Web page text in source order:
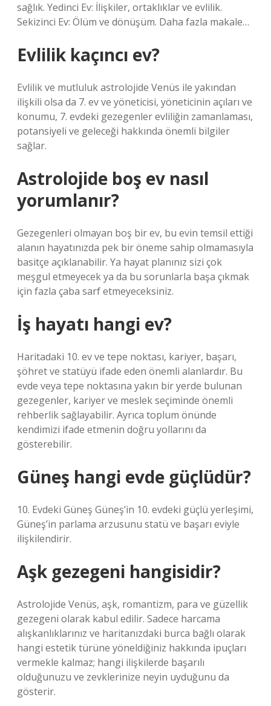
sağlık. Yedinci Ev: İlişkiler, ortaklıklar ve evlilik.
Sekizinci Ev: Ölüm ve dönüşüm. Daha fazla makale…
Evlilik kaçıncı ev?
Evlilik ve mutluluk astrolojide Venüs ile yakından
ilişkili olsa da 7. ev ve yöneticisi, yöneticinin açıları ve
konumu, 7. evdeki gezegenler evliliğin zamanlaması,
potansiyeli ve geleceği hakkında önemli bilgiler
sağlar.
Astrolojide boş ev nasıl
yorumlanır?
Gezegenleri olmayan boş bir ev, bu evin temsil ettiği
alanın hayatınızda pek bir öneme sahip olmamasıyla
basitçe açıklanabilir. Ya hayat planınız sizi çok
meşgul etmeyecek ya da bu sorunlarla başa çıkmak
için fazla çaba sarf etmeyeceksiniz.
İş hayatı hangi ev?
Haritadaki 10. ev ve tepe noktası, kariyer, başarı,
şöhret ve statüyü ifade eden önemli alanlardır. Bu
evde veya tepe noktasına yakın bir yerde bulunan
gezegenler, kariyer ve meslek seçiminde önemli
rehberlik sağlayabilir. Ayrıca toplum önünde
kendimizi ifade etmenin doğru yollarını da
gösterebilir.
Güneş hangi evde güçlüdür?
10. Evdeki Güneş Güneş’in 10. evdeki güçlü yerleşimi,
Güneş’in parlama arzusunu statü ve başarı eviyle
ilişkilendirir.
Aşk gezegeni hangisidir?
Astrolojide Venüs, aşk, romantizm, para ve güzellik
gezegeni olarak kabul edilir. Sadece harcama
alışkanlıklarınız ve haritanızdaki burca bağlı olarak
hangi estetik türüne yöneldiğiniz hakkında ipuçları
vermekle kalmaz; hangi ilişkilerde başarılı
olduğunuzu ve zevklerinize neyin uyduğunu da
gösterir.